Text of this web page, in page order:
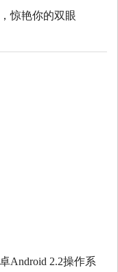
惊艳你的双眼
Android 2.2操作系